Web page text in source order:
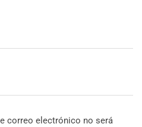
correo electrónico no será